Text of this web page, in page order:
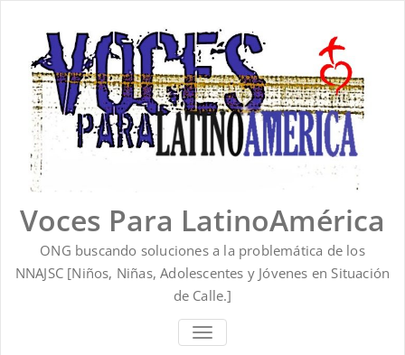
contenido
Voces Para LatinoAmérica
ONG buscando soluciones a la problemática de los
NNAJSC [Niños, Niñas, Adolescentes y Jóvenes en Situación
de Calle.]
ALTERNAR
LA